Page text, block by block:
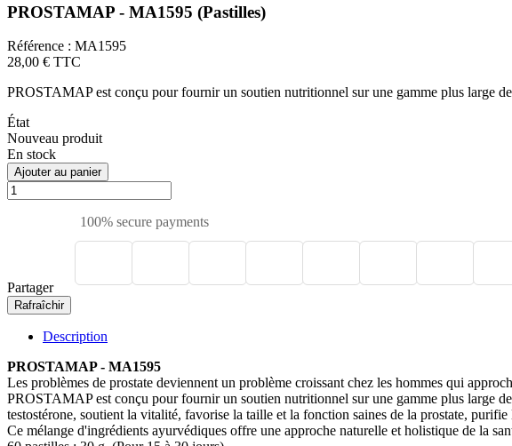
PROSTAMAP - MA1595 (Pastilles)
Référence : MA1595
28,00 € TTC
PROSTAMAP est conçu pour fournir un soutien nutritionnel sur une gamme plus large
État
Nouveau produit
En stock
Ajouter au panier
100% secure payments
Partager
Description
PROSTAMAP - MA1595
Les problèmes de prostate deviennent un problème croissant chez les hommes qui
PROSTAMAP est conçu pour fournir un soutien nutritionnel sur une gamme plus large
testostérone, soutient la vitalité, favorise la taille et la fonction saines de la prostate,
Ce mélange d'ingrédients ayurvédiques offre une approche naturelle et holistique de la